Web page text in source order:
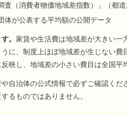
（消費者物価地域差指数）」（都道
体が公表する平均額の公開データ
。 家賃や生活費は地域差が大きい一
に、制度上ほぼ地域差が生じない
映し、地域差の小さい費目は全国平
自治体の公式情報で必ずご確認く
るものではありません。